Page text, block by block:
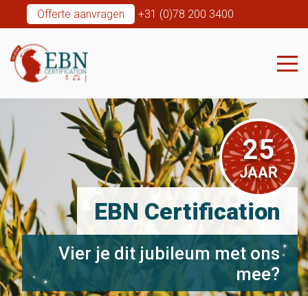
Offerte aanvragen +31 (0)78 200 3400
25
JAAR
EBN Certification
Vier je dit jubileum met ons
mee?